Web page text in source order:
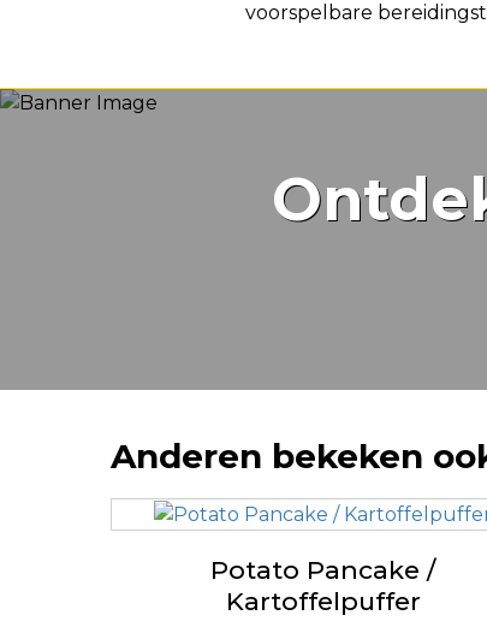
voorspelbare
Anderen bekeken
Potato Pancake /
Kartoffelpuffer